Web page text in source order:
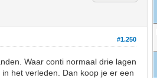
#1.250
Waar conti normaal drie lagen
het verleden. Dan koop je er een